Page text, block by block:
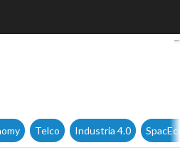
Bertoluzzo, Gubitosi e
Telco Industria 4.0